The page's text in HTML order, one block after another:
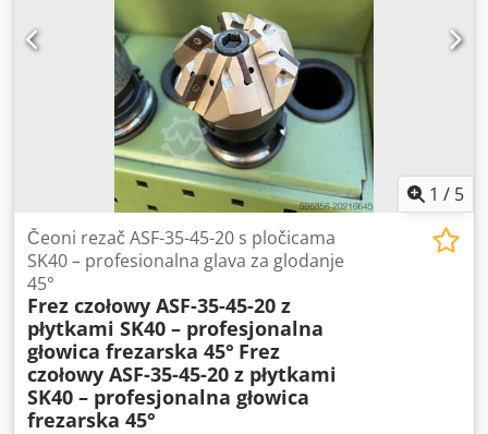
1 / 5
Čeoni rezač ASF-35-45-20 s pločicama
SK40 – profesionalna glava za glodanje
45°
Frez czołowy ASF-35-45-20 z
płytkami SK40 – profesjonalna
głowica frezarska 45° Frez
czołowy ASF-35-45-20 z płytkami
SK40 – profesjonalna głowica
frezarska 45°